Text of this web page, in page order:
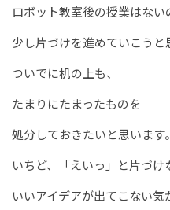
ロボット教室後の授業はない
少し片づけを進めていこうと
ついでに机の上も、
たまりにたまったものを
処分しておきたいと思います。
いちど、「えいっ」と片づけ
いいアイデアが出てこない気